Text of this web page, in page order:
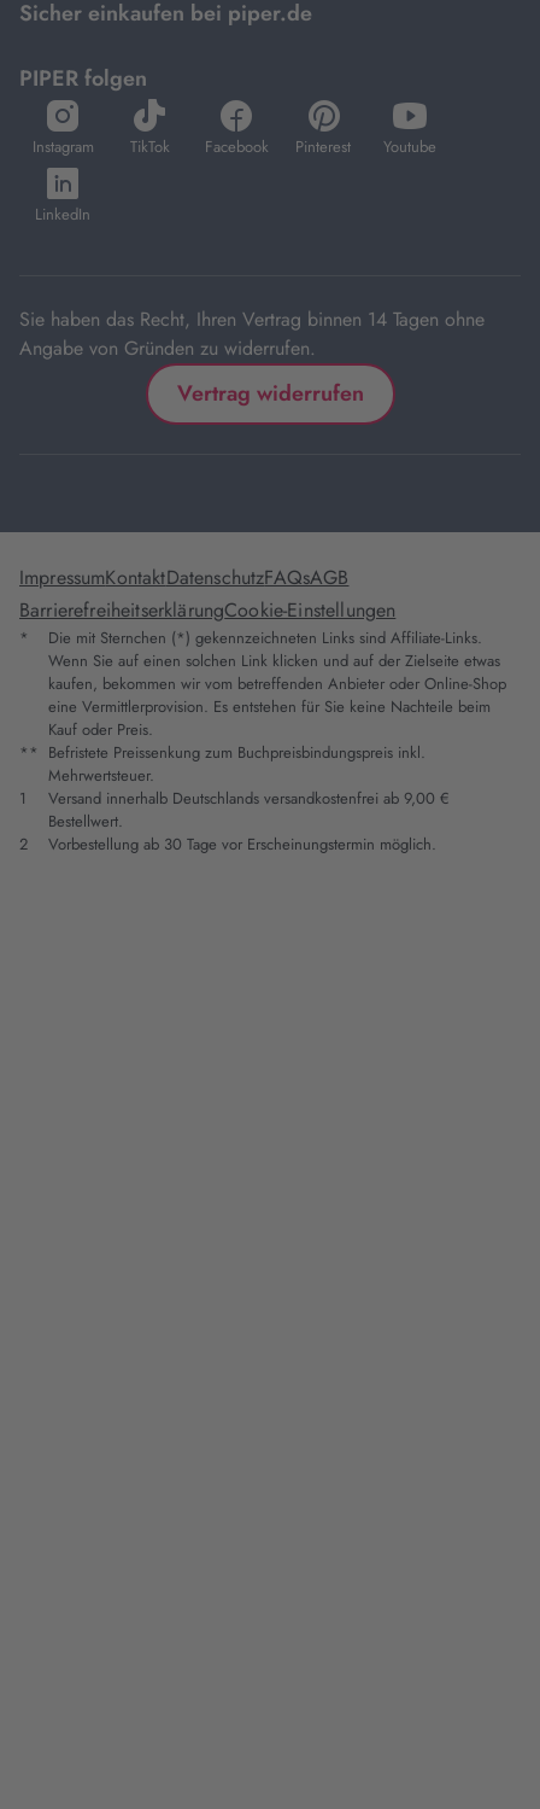
Sicher einkaufen bei piper.de
PIPER folgen
Instagram
öffnet
in
neuem
Tab
TikTok
öffnet
in
Facebook
öffnet
in
Pinterest
öffnet
in
Youtube
öffnet
in
LinkedIn
öffnet
in
Sie haben das Recht, Ihren Vertrag binnen 14 Tagen ohne
Angabe von Gründen zu widerrufen.
Vertrag widerrufen
ImpressumKontaktDatenschutzFAQsAGB
BarrierefreiheitserklärungCookie-Einstellungen
*
Die mit Sternchen (*) gekennzeichneten Links sind Affiliate-Links.
Wenn Sie auf einen solchen Link klicken und auf der Zielseite etwas
kaufen, bekommen wir vom betreffenden Anbieter oder Online-Shop
eine Vermittlerprovision. Es entstehen für Sie keine Nachteile beim
Kauf oder Preis.
** Befristete Preissenkung zum Buchpreisbindungspreis inkl.
Mehrwertsteuer.
1
Versand innerhalb Deutschlands versandkostenfrei ab 9,00 €
Bestellwert.
2
Vorbestellung ab 30 Tage vor Erscheinungstermin möglich.